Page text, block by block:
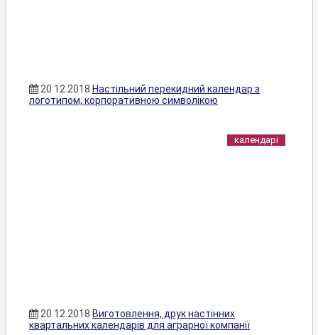
20.12.2018 Настільний перекидний календар з
логотипом, корпоративною символікою
календарі
20.12.2018 Виготовлення, друк настінних
квартальних календарів для аграрної компанії